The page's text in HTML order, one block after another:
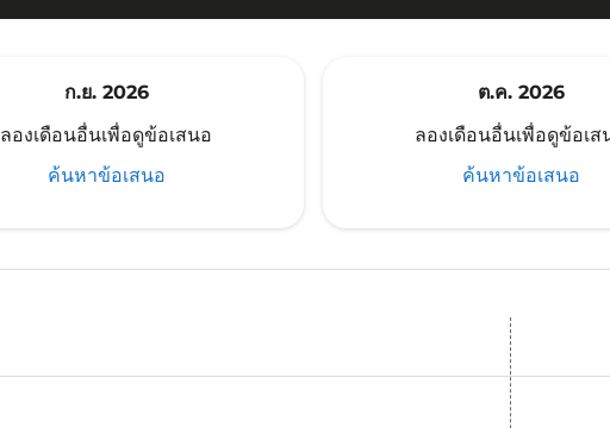
ก.ย. 2026
ลองเดือนอื่นเพื่อดูข้อเสนอ
ค้นหาข้อเสนอ
ต.ค. 2026
ลองเดือนอื่นเพื่อดูข้อเส
ค้นหาข้อเสนอ
SYD–SZB: cmp-view-offers-disclaimer. ค้นหาข้อเสนอ
SYD–SZB: cmp-view-offers-disclaimer. ค้นหาข้อเสนอ
SYD–SZB: cmp-view-offers-disclaimer. ค้นหาข้อเสนอ
SYD–SZB: cmp-view-offers-disclaimer. ค้นหาข้อ
SYD–SZB: cmp-view-offers-disclaimer. ค้น
SYD–SZB: cmp-view-offers-
SYD–SZB: cmp-view-offers-
SYD–SZB: cmp-view-
SYD–SZB: cmp-view-
SYD–SZB: cmp-
SYD–SZB: